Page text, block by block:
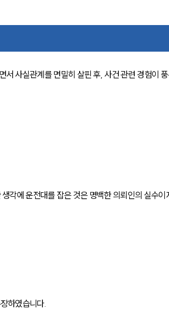
사실관계를 면밀히 살핀 후, 사건 관련 경험이
각에 운전대를 잡은 것은 명백한 의뢰인의 실수이
하였습니다.